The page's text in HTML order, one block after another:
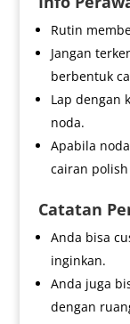
Rutin
Jangan
berbentuk
Lap dengan
noda.
Apabila
cairan
Catatan
Anda bisa
inginkan.
Anda juga
dengan